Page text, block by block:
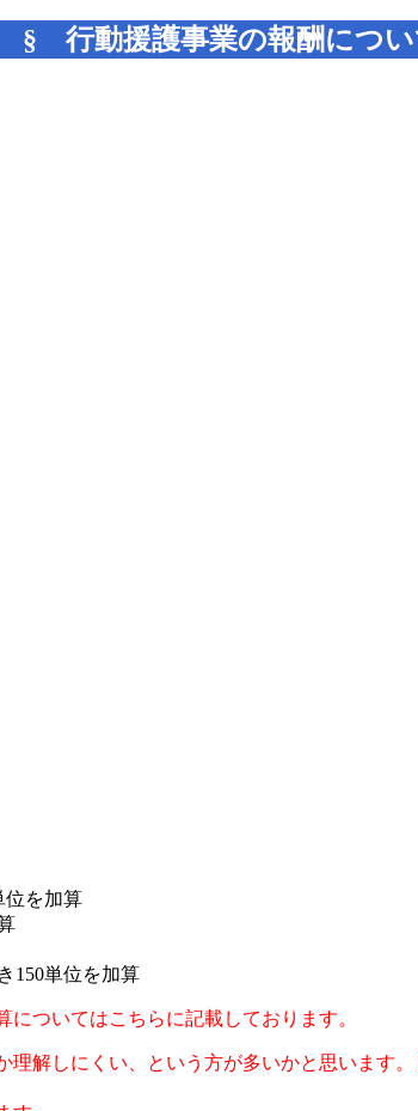
§ 行動援護事業の報酬につい
位を加算
150単位を加算
ついてはこちらに記載しております。
解しにくい、という方が多いかと思います